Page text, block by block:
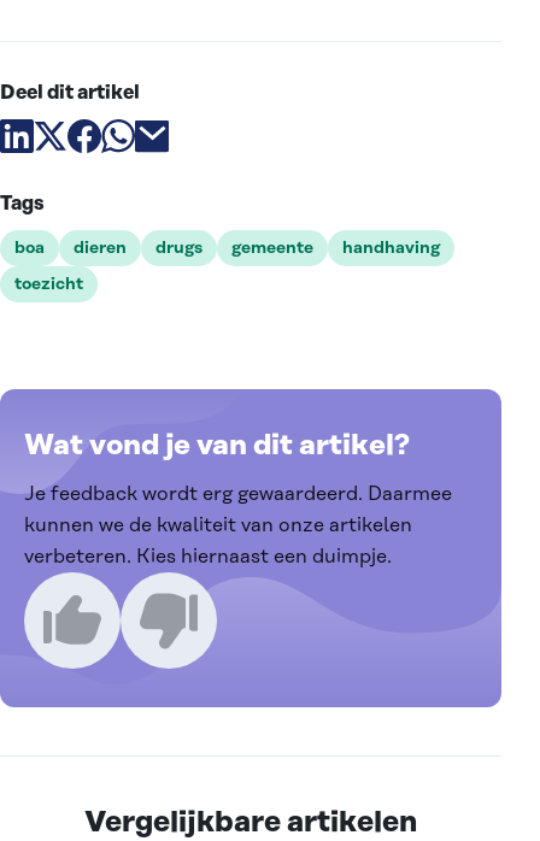
Deel dit artikel
Tags
boa dieren drugs gemeente
handhaving
toezicht
Wat vond je van dit artikel?
Je feedback wordt erg gewaardeerd. Daarmee
kunnen we de kwaliteit van onze artikelen
verbeteren. Kies hiernaast een duimpje.
Ik vind dit een goed artikel
Ik vind dit een slecht artikel
Vergelijkbare artikelen